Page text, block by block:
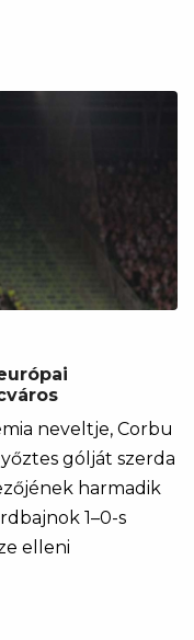
neveltje, Corbu
gólját szerda
harmadik
1–0-s
elleni